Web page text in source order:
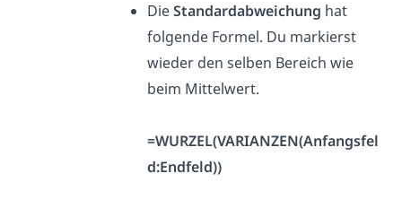
DieStandardabweichung hat
folgende Formel. Du markierst
wieder den selben Bereich wie
beim Mittelwert.
=WURZEL(VARIANZEN(Anfangsfel
d:Endfeld))